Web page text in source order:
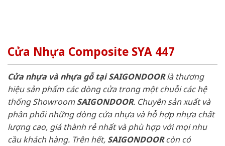
Cửa Nhựa Composite SYA 447
Cửa nhựa và nhựa gỗ tại SAIGONDOORlà thương
hiệu sản phẩm các dòng cửa trong một chuỗi các hệ
thống ShowroomSAIGONDOOR. Chuyên sản xuất và
phân phối những dòng cửa nhựa và hỗ hợp nhựa chất
lượng cao, giá thành rẻ nhất và phù hợp với mọi nhu
cầu khách hàng. Trên hết, SAIGONDOORcòn có